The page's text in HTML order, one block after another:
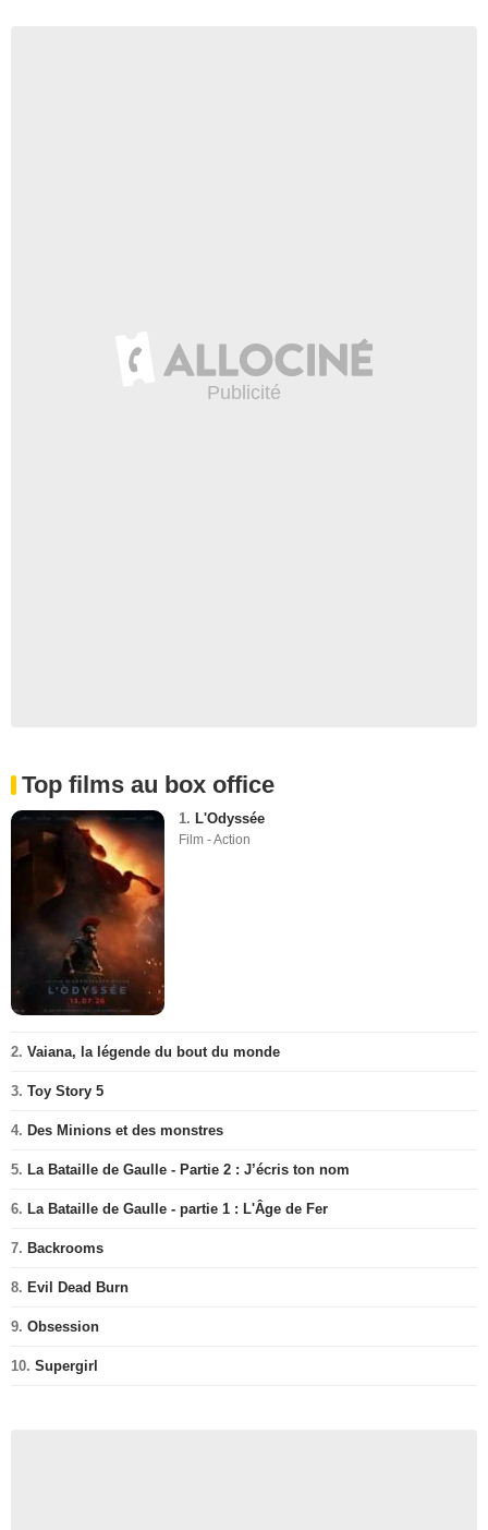
Top films au box office
1. L'Odyssée
Film - Action
2. Vaiana, la légende du bout du monde
3. Toy Story 5
4. Des Minions et des monstres
5. La Bataille de Gaulle - Partie 2 : J’écris ton nom
6. La Bataille de Gaulle - partie 1 : L'Âge de Fer
7. Backrooms
8. Evil Dead Burn
9. Obsession
10. Supergirl